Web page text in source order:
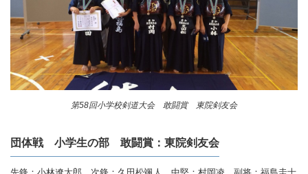
第58回小学校剣道大会 敢闘賞 東院剣友会
団体戦 小学生の部 敢闘賞：東院剣友会